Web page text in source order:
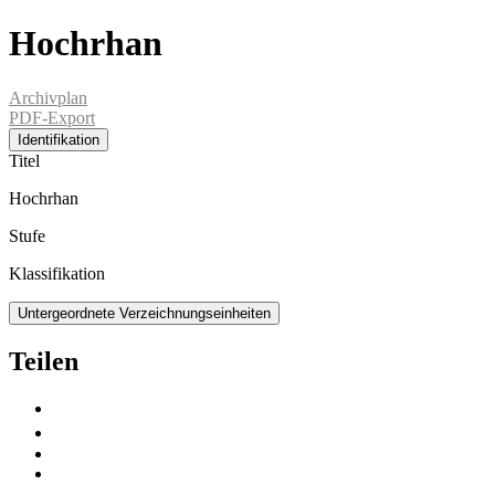
Hochrhan
Archivplan
PDF-Export
Identifikation
Titel
Hochrhan
Stufe
Klassifikation
Untergeordnete Verzeichnungseinheiten
Teilen